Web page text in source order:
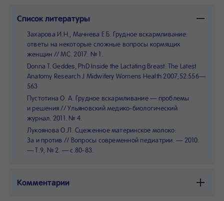
Список литературы
Захарова И.Н., Мачнева Е.Б. Грудное вскармливание:
ответы на некоторые сложные вопросы кормящих
женщин // МС. 2017. № 1.
Donna T. Geddes, PhD Inside the Lactating Breast: The Latest
Anatomy Research J Midwifery Womens Health 2007;52:556—
563
Пустотина О. А. Грудное вскармливание — проблемы
и решения // Ульяновский медико-биологический
журнал. 2011. № 4.
Лукоянова О.Л. Сцеженное материнское молоко:
За и против // Вопросы современной педиатрии. — 2010.
— Т.9, № 2. — с.80-83.
Комментарии